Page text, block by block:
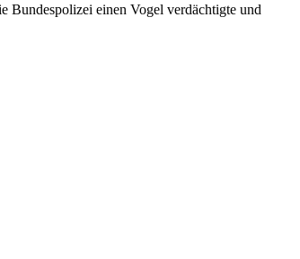
Bundespolizei einen Vogel verdächtigte und